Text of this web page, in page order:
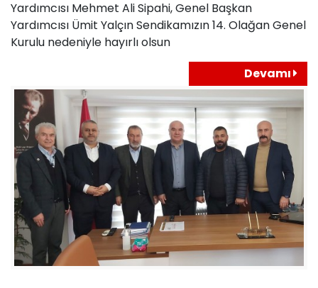
Yardımcısı Mehmet Ali Sipahi, Genel Başkan
Yardımcısı Ümit Yalçın Sendikamızın 14. Olağan Genel
Kurulu nedeniyle hayırlı olsun
Devamı